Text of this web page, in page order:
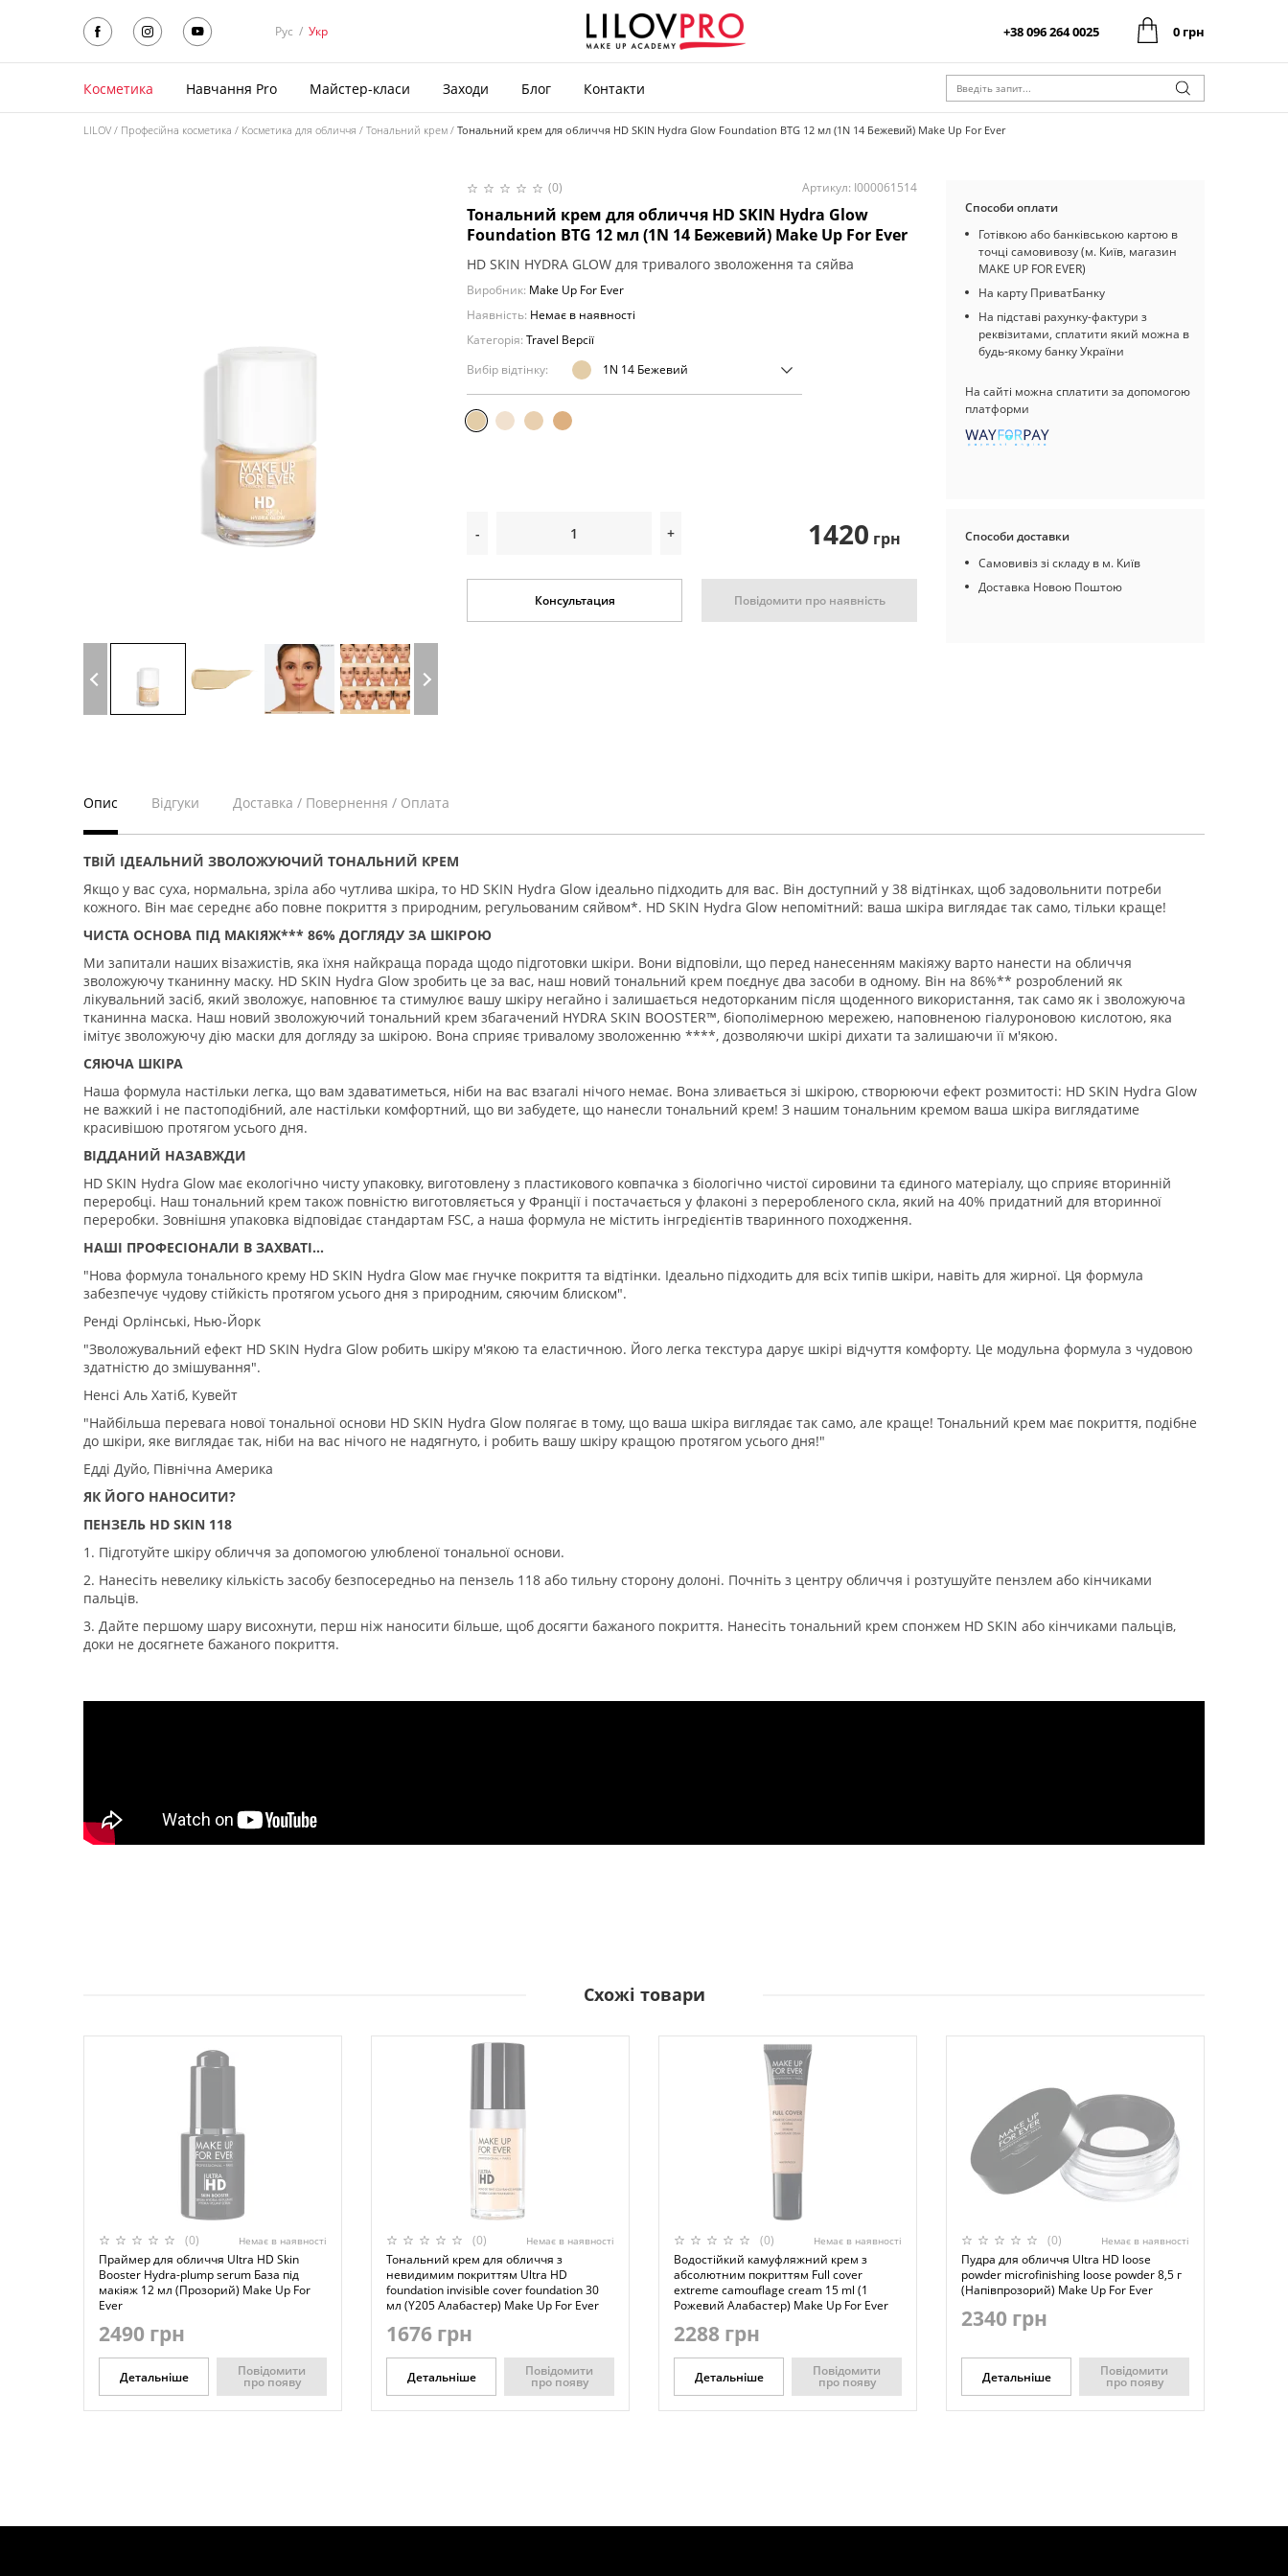
Рус / Укр +38 096 264 0025 0 грн
Разом:0 грн
Косметика Навчання Pro Майстер-класи Заходи Блог Контакти
LILOV Професійна косметика Косметика для обличчя Тональний крем Тональний крем для обличчя HD SKIN Hydra Glow Foundation BTG 12 мл (1N 14 Бежевий) Make Up For Ever
(0) Артикул: I000061514
Тональний крем для обличчя HD SKIN Hydra Glow
Foundation BTG 12 мл (1N 14 Бежевий) Make Up For Ever
HD SKIN HYDRA GLOW для тривалого зволоження та сяйва
Виробник: Make Up For Ever
Наявність: Немає в наявності
Категорія: Travel Версії
- + 1420 грн
Консультация Повідомити про наявність
Вибір відтінку: 1N 14 Бежевий
Способи оплати
Готівкою або банківською картою в
точці самовивозу (м. Київ, магазин
MAKE UP FOR EVER)
На карту ПриватБанку
На підставі рахунку-фактури з
реквізитами, сплатити який можна в
будь-якому банку України
На сайті можна сплатити за допомогою
платформи
Способи доставки
Самовивіз зі складу в м. Київ
Доставка Новою Поштою
Опис Відгуки Доставка / Повернення / Оплата
ТВІЙ ІДЕАЛЬНИЙ ЗВОЛОЖУЮЧИЙ ТОНАЛЬНИЙ КРЕМ
Якщо у вас суха, нормальна, зріла або чутлива шкіра, то HD SKIN Hydra Glow ідеально підходить для вас. Він доступний у 38 відтінках, щоб задовольнити потреби
кожного. Він має середнє або повне покриття з природним, регульованим сяйвом*. HD SKIN Hydra Glow непомітний: ваша шкіра виглядає так само, тільки краще!
ЧИСТА ОСНОВА ПІД МАКІЯЖ*** 86% ДОГЛЯДУ ЗА ШКІРОЮ
Ми запитали наших візажистів, яка їхня найкраща порада щодо підготовки шкіри. Вони відповіли, що перед нанесенням макіяжу варто нанести на обличчя
зволожуючу тканинну маску. HD SKIN Hydra Glow зробить це за вас, наш новий тональний крем поєднує два засоби в одному. Він на 86%** розроблений як
лікувальний засіб, який зволожує, наповнює та стимулює вашу шкіру негайно і залишається недоторканим після щоденного використання, так само як і зволожуюча
тканинна маска. Наш новий зволожуючий тональний крем збагачений HYDRA SKIN BOOSTER™, біополімерною мережею, наповненою гіалуроновою кислотою, яка
імітує зволожуючу дію маски для догляду за шкірою. Вона сприяє тривалому зволоженню ****, дозволяючи шкірі дихати та залишаючи її м'якою.
СЯЮЧА ШКІРА
Наша формула настільки легка, що вам здаватиметься, ніби на вас взагалі нічого немає. Вона зливається зі шкірою, створюючи ефект розмитості: HD SKIN Hydra Glow
не важкий і не пастоподібний, але настільки комфортний, що ви забудете, що нанесли тональний крем! З нашим тональним кремом ваша шкіра виглядатиме
красивішою протягом усього дня.
ВІДДАНИЙ НАЗАВЖДИ
HD SKIN Hydra Glow має екологічно чисту упаковку, виготовлену з пластикового ковпачка з біологічно чистої сировини та єдиного матеріалу, що сприяє вторинній
переробці. Наш тональний крем також повністю виготовляється у Франції і постачається у флаконі з переробленого скла, який на 40% придатний для вторинної
переробки. Зовнішня упаковка відповідає стандартам FSC, а наша формула не містить інгредієнтів тваринного походження.
НАШІ ПРОФЕСІОНАЛИ В ЗАХВАТІ...
"Нова формула тонального крему HD SKIN Hydra Glow має гнучке покриття та відтінки. Ідеально підходить для всіх типів шкіри, навіть для жирної. Ця формула
забезпечує чудову стійкість протягом усього дня з природним, сяючим блиском".
Ренді Орлінські, Нью-Йорк
"Зволожувальний ефект HD SKIN Hydra Glow робить шкіру м'якою та еластичною. Його легка текстура дарує шкірі відчуття комфорту. Це модульна формула з чудовою
здатністю до змішування".
Ненсі Аль Хатіб, Кувейт
"Найбільша перевага нової тональної основи HD SKIN Hydra Glow полягає в тому, що ваша шкіра виглядає так само, але краще! Тональний крем має покриття, подібне
до шкіри, яке виглядає так, ніби на вас нічого не надягнуто, і робить вашу шкіру кращою протягом усього дня!"
Едді Дуйо, Північна Америка
ЯК ЙОГО НАНОСИТИ?
ПЕНЗЕЛЬ HD SKIN 118
1. Підготуйте шкіру обличчя за допомогою улюбленої тональної основи.
2. Нанесіть невелику кількість засобу безпосередньо на пензель 118 або тильну сторону долоні. Почніть з центру обличчя і розтушуйте пензлем або кінчиками
пальців.
3. Дайте першому шару висохнути, перш ніж наносити більше, щоб досягти бажаного покриття. Нанесіть тональний крем спонжем HD SKIN або кінчиками пальців,
доки не досягнете бажаного покриття.
Схожі товари
(0) Немає в наявності
Праймер для обличчя Ultra HD Skin
Booster Hydra-plump serum База під
макіяж 12 мл (Прозорий) Make Up For
Ever
2490 грн
Детальніше Повідомити
про появу
(0) Немає в наявності
Тональний крем для обличчя з
невидимим покриттям Ultra HD
foundation invisible cover foundation 30
мл (Y205 Алабастер) Make Up For Ever
1676 грн
Детальніше Повідомити
про появу
(0) Немає в наявності
Водостійкий камуфляжний крем з
абсолютним покриттям Full cover
extreme camouflage cream 15 ml (1
Рожевий Алабастер) Make Up For Ever
2288 грн
Детальніше Повідомити
про появу
(0) Немає в наявності
Пудра для обличчя Ultra HD loose
powder microfinishing loose powder 8,5 г
(Напівпрозорий) Make Up For Ever
2340 грн
Детальніше Повідомити
про появу